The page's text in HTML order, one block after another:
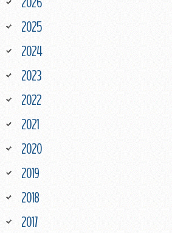
2025
2024
2023
2022
2021
2020
2019
2018
2017